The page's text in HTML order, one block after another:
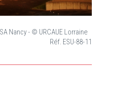
Nancy - © URCAUE Lorraine
Réf. ESU-88-11